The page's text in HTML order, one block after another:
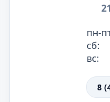
пн-
сб:
вс:
8